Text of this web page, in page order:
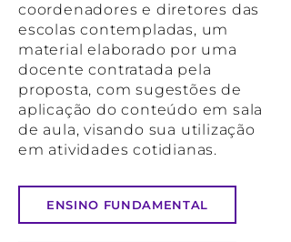
coordenadores e diretores das
escolas contempladas, um
material elaborado por uma
docente contratada pela
proposta, com sugestões de
aplicação do conteúdo em sala
de aula, visando sua utilização
em atividades cotidianas.
ENSINO FUNDAMENTAL